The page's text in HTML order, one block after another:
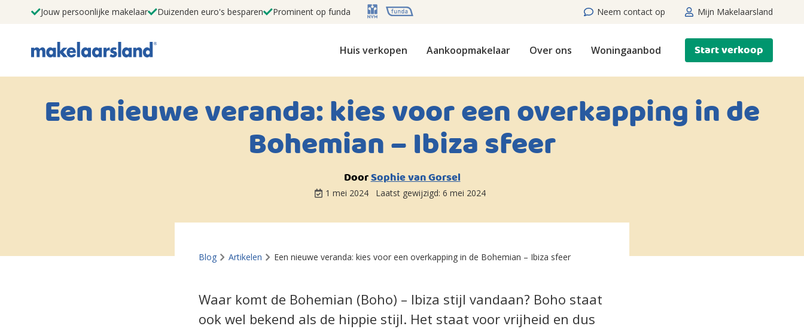
Jouw persoonlijke makelaar Duizenden euro's besparen Prominent op funda Neem contact op Mijn Makelaarsland
Huis verkopen Aankoopmakelaar Over ons Woningaanbod Start verkoop
Een nieuwe veranda: kies voor een overkapping in de
Bohemian – Ibiza sfeer
DoorSophie van Gorsel
1 mei 2024 Laatst gewijzigd: 6 mei 2024
Blog Artikelen Een nieuwe veranda: kies voor een overkapping in de Bohemian – Ibiza sfeer
Waar komt de Bohemian (Boho) – Ibiza stijl vandaan? Boho staat
ook wel bekend als de hippie stijl. Het staat voor vrijheid en dus